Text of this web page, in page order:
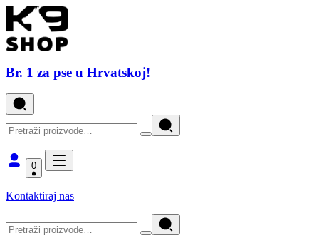
Br. 1 za pse u Hrvatskoj!
0
Kontaktiraj nas